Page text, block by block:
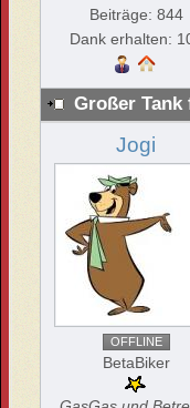
Beiträge: 844
Dank erhalten:
Großer Tank
Jogi
OFFLINE
BetaBiker